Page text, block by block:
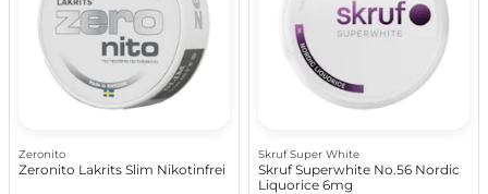
Zeronito
Zeronito Lakrits Slim Nikotinfrei
Skruf Super White
Skruf Superwhite No.56 Nordic
Liquorice 6mg